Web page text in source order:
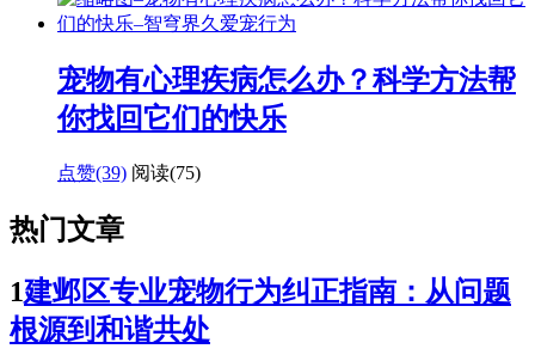
宠物有心理疾病怎么办？科学方法帮
你找回它们的快乐
点赞(39) 阅读(75)
热门文章
1建邺区专业宠物行为纠正指南：从问题
根源到和谐共处